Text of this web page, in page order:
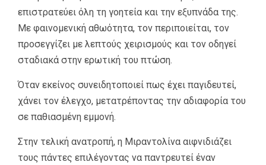
επιστρατεύει όλη τη γοητεία και την εξυπνάδα της.
Με φαινομενική αθωότητα, τον περιποιείται, τον
προσεγγίζει με λεπτούς χειρισμούς και τον οδηγεί
σταδιακά στην ερωτική του πτώση.
Όταν εκείνος συνειδητοποιεί πως έχει παγιδευτεί,
χάνει τον έλεγχο, μετατρέποντας την αδιαφορία του
σε παθιασμένη εμμονή.
Στην τελική ανατροπή, η Μιραντολίνα αιφνιδιάζει
τους πάντες επιλέγοντας να παντρευτεί έναν